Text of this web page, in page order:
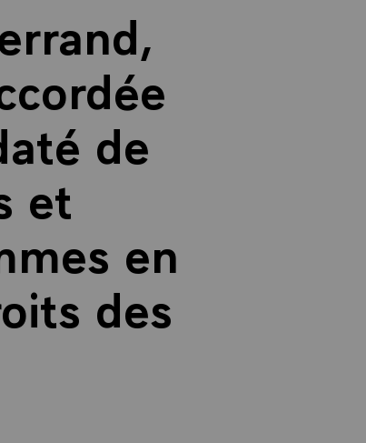
de
et
en
des